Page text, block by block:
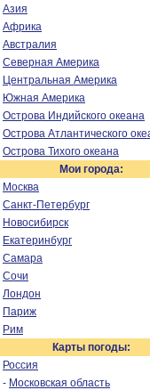
Азия
Африка
Австралия
Северная Америка
Центральная Америка
Южная Америка
Острова Индийского океана
Острова Атлантического
Острова Тихого океана
Мои города:
Москва
Санкт-Петербург
Новосибирск
Екатеринбург
Самара
Сочи
Лондон
Париж
Рим
Карты погоды:
Россия
- Московская область